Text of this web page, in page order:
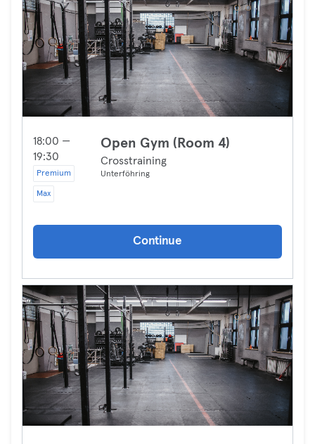
18:00 —
19:30
Premium
Max
Open Gym (Room 4)
Crosstraining
Unterföhring
Continue